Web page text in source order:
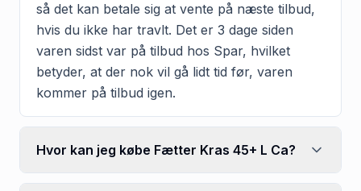
så det kan betale sig at vente på næste tilbud,
hvis du ikke har travlt. Det er 3 dage siden
varen sidst var på tilbud hos Spar, hvilket
betyder, at der nok vil gå lidt tid før, varen
kommer på tilbud igen.
Hvor kan jeg købe Fætter Kras 45+ L Ca?